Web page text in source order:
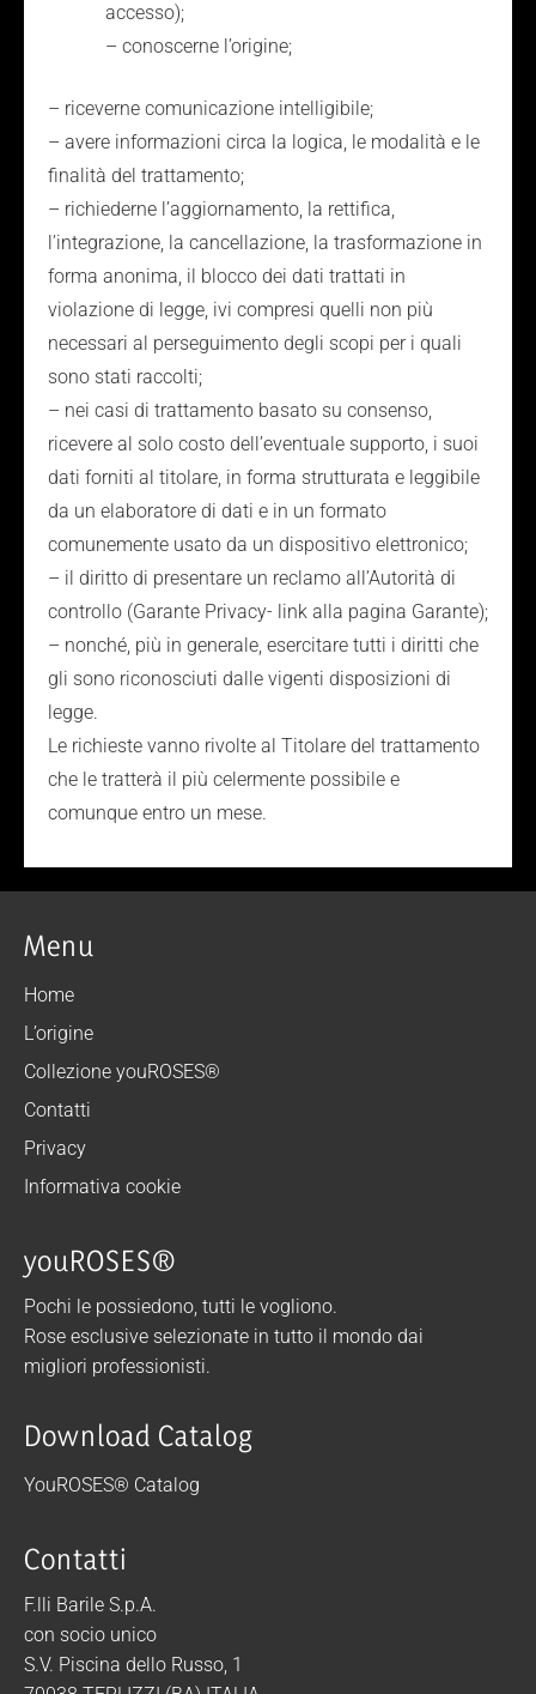
accesso);
– conoscerne l’origine;
– riceverne comunicazione intelligibile;
– avere informazioni circa la logica, le modalità e le
finalità del trattamento;
– richiederne l’aggiornamento, la rettifica,
l’integrazione, la cancellazione, la trasformazione in
forma anonima, il blocco dei dati trattati in
violazione di legge, ivi compresi quelli non più
necessari al perseguimento degli scopi per i quali
sono stati raccolti;
– nei casi di trattamento basato su consenso,
ricevere al solo costo dell’eventuale supporto, i suoi
dati forniti al titolare, in forma strutturata e leggibile
da un elaboratore di dati e in un formato
comunemente usato da un dispositivo elettronico;
– il diritto di presentare un reclamo all’Autorità di
controllo (Garante Privacy- link alla pagina Garante);
– nonché, più in generale, esercitare tutti i diritti che
gli sono riconosciuti dalle vigenti disposizioni di
legge.
Le richieste vanno rivolte al Titolare del trattamento
che le tratterà il più celermente possibile e
comunque entro un mese.
Menu
Home
L’origine
Collezione youROSES®
Contatti
Privacy
Informativa cookie
youROSES®
Pochi le possiedono, tutti le vogliono.
Rose esclusive selezionate in tutto il mondo dai
migliori professionisti.
Download Catalog
YouROSES® Catalog
Contatti
F.lli Barile S.p.A.
con socio unico
S.V. Piscina dello Russo, 1